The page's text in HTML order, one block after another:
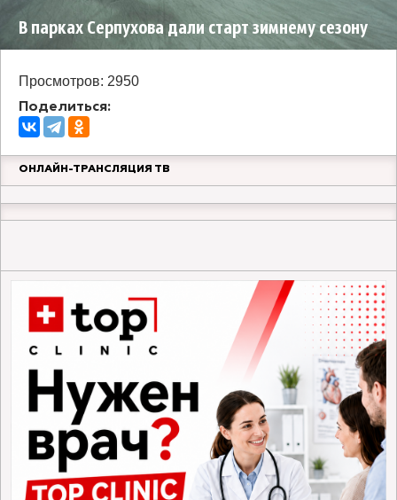
В парках Серпухова дали старт зимнему сезону
Просмотров: 2950
Поделиться:
ОНЛАЙН-ТРАНСЛЯЦИЯ ТВ